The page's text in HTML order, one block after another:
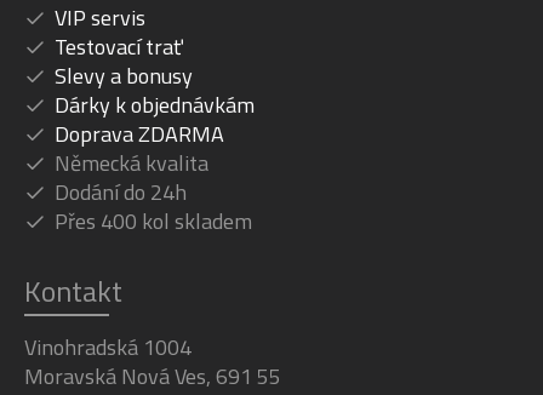
VIP servis
Testovací trať
Slevy a bonusy
Dárky k objednávkám
Doprava ZDARMA
Německá kvalita
Dodání do 24h
Přes 400 kol skladem
Kontakt
Vinohradská 1004
Moravská Nová Ves, 691 55